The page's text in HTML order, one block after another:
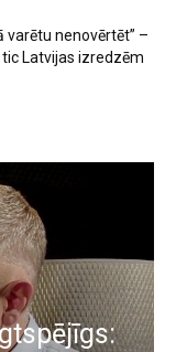
varētu nenovērtēt” –
Latvijas izredzēm